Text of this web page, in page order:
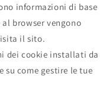
informazioni di base
browser vengono
il sito.
dei cookie installati da
su come gestire le tue